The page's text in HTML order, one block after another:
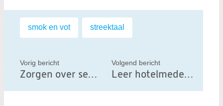
e
l
t
b
Labels:
smok en vot streektaal
Vorig bericht
Zorgen over seksueel geweld bij kinderen
Volgend bericht
Leer hotelmedewerkers signalen van illegale prostitutie en mensenhandel herkennen